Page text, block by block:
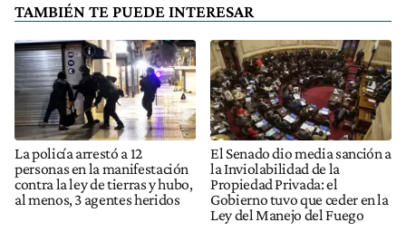
TAMBIÉN TE PUEDE INTERESAR
La policía arrestó a 12
personas en la manifestación
contra la ley de tierras y hubo,
al menos, 3 agentes heridos
El Senado dio media sanción a
la Inviolabilidad de la
Propiedad Privada: el
Gobierno tuvo que ceder en la
Ley del Manejo del Fuego